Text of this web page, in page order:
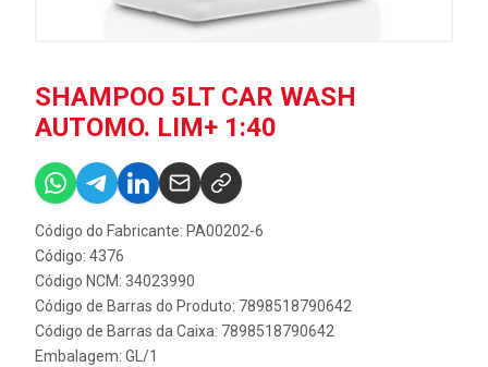
SHAMPOO 5LT CAR WASH
AUTOMO. LIM+ 1:40
Código do Fabricante: PA00202-6
Código: 4376
Código NCM: 34023990
Código de Barras do Produto: 7898518790642
Código de Barras da Caixa: 7898518790642
Embalagem: GL/1